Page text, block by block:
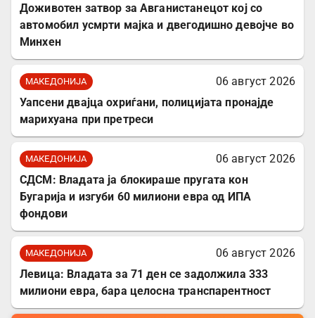
Доживотен затвор за Авганистанецот кој со
автомобил усмрти мајка и двегодишно девојче во
Минхен
МАКЕДОНИЈА
06 август 2026
Уапсени двајца охриѓани, полицијата пронајде
марихуана при претреси
МАКЕДОНИЈА
06 август 2026
СДСМ: Владата ја блокираше пругата кон
Бугарија и изгуби 60 милиони евра од ИПА
фондови
МАКЕДОНИЈА
06 август 2026
Левица: Владата за 71 ден се задолжила 333
милиони евра, бара целосна транспарентност